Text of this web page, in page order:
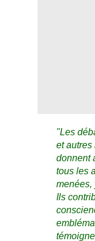
"Les
et autres
donnent
tous les
menées,
Ils